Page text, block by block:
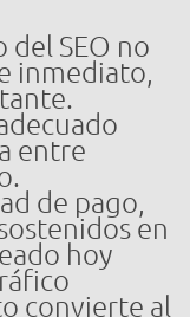
del SEO no
inmediato,
entre
de pago,
en
hoy
convierte al